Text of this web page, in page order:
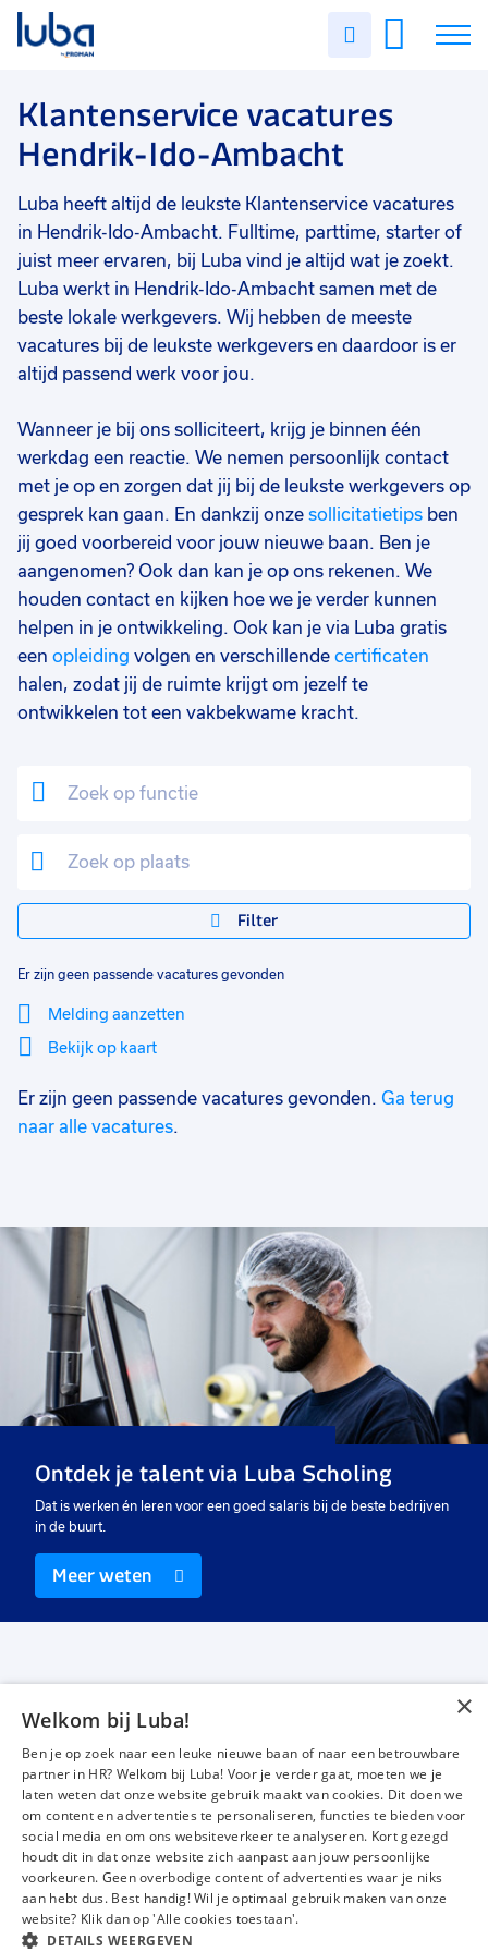
Uren
Vacatures
Over ons
Voor werkgevers
Contact
Klantenservice vacatures
Hendrik-Ido-Ambacht
Luba heeft altijd de leukste Klantenservice vacatures
in Hendrik-Ido-Ambacht. Fulltime, parttime, starter of
juist meer ervaren, bij Luba vind je altijd wat je zoekt.
Luba werkt in Hendrik-Ido-Ambacht samen met de
beste lokale werkgevers. Wij hebben de meeste
vacatures bij de leukste werkgevers en daardoor is er
altijd passend werk voor jou.
Wanneer je bij ons solliciteert, krijg je binnen één
werkdag een reactie. We nemen persoonlijk contact
met je op en zorgen dat jij bij de leukste werkgevers op
gesprek kan gaan. En dankzij onze sollicitatietips ben
jij goed voorbereid voor jouw nieuwe baan. Ben je
aangenomen? Ook dan kan je op ons rekenen. We
houden contact en kijken hoe we je verder kunnen
helpen in je ontwikkeling. Ook kan je via Luba gratis
een opleiding volgen en verschillende certificaten
halen, zodat jij de ruimte krijgt om jezelf te
ontwikkelen tot een vakbekwame kracht.
Filter
Filter vacatures
Vakgebied 0
Opleidingsniveau
Uren per week 0
Er zijn geen passende vacatures gevonden
Melding aanzetten
Bekijk op kaart
Sluiten
Er zijn geen passende vacatures gevonden. Ga terug
naar alle vacatures.
Ontdek je talent via Luba Scholing
Dat is werken én leren voor een goed salaris bij de beste bedrijven
in de buurt.
Meer weten
Werken bij Luba
Voor werkgevers
Mijn Luba
Contact
InstagramFacebookLinkedIn YouTube
×
Welkom bij Luba!
Ben je op zoek naar een leuke nieuwe baan of naar een betrouwbare
partner in HR? Welkom bij Luba! Voor je verder gaat, moeten we je
laten weten dat onze website gebruik maakt van cookies. Dit doen we
om content en advertenties te personaliseren, functies te bieden voor
social media en om ons websiteverkeer te analyseren. Kort gezegd
houdt dit in dat onze website zich aanpast aan jouw persoonlijke
voorkeuren. Geen overbodige content of advertenties waar je niks
aan hebt dus. Best handig! Wil je optimaal gebruik maken van onze
website? Klik dan op 'Alle cookies toestaan'.
DETAILS WEERGEVEN